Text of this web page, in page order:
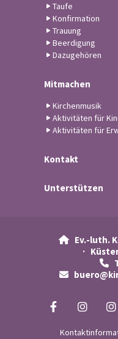
Taufe
Konfirmation
Trauung
Beerdigung
Dazugehören
Mitmachen
Kirchenmusik
Aktivitäten für
Aktivitäten für
Kontakt
Unterstützen

Ev.-luth.
·

